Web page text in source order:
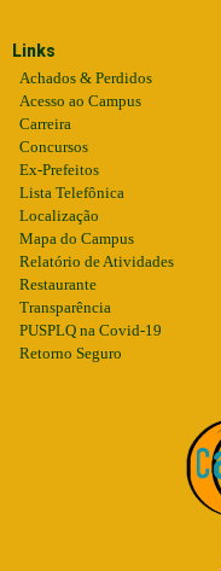
Links
Achados & Perdidos
Acesso ao Campus
Carreira
Concursos
Ex-Prefeitos
Lista Telefônica
Localização
Mapa do Campus
Relatório de Atividades
Restaurante
Transparência
PUSPLQ na Covid-19
Retorno Seguro